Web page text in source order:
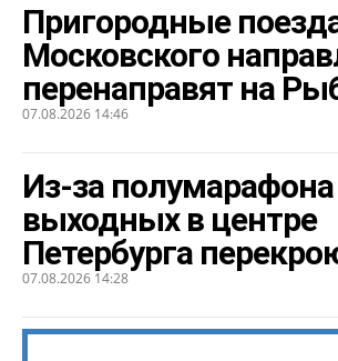
Пригородные
Московского
перенаправят на
07.08.2026 14:46
Из-за
выходных в центре
Петербурга
07.08.2026 14:28